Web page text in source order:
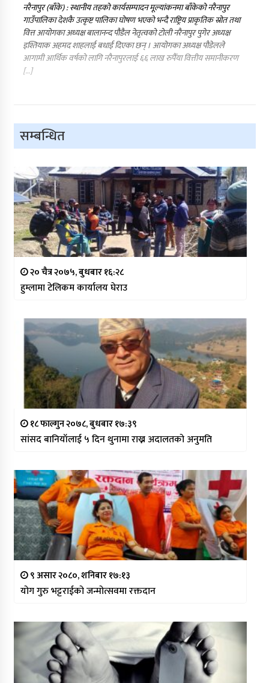
नरैनापुर (बाँके) : स्थानीय तहको कार्यसम्पादन मूल्यांकनमा बाँकेको नरैनापुर
गाउँपालिका देशकै उत्कृष्ट पालिका घोषण भएको भन्दै राष्ट्रिय प्राकृतिक स्रोत तथा
वित्त आयोगका अध्यक्ष बालानन्द पौडैल नेतृत्वको टोली नरैनापुर पुगेर अध्यक्ष
इश्तियाक अहमद शाहलाई बधाई दिएका छन् । आयोगका अध्यक्ष पौडेलले
आगामी आर्थिक वर्षको लागि नरैनापुरलाई ६६ लाख रुपैँया वित्तीय समानीकरण
[…]
सम्बन्धित
२० चैत्र २०७५, बुधबार १६:२८
हुम्लामा टेलिकम कार्यालय घेराउ
१८ फाल्गुन २०७८, बुधबार १७:३९
सांसद बानियाँलाई ५ दिन थुनामा राख्न अदालतको अनुमति
९ असार २०८०, शनिबार १७:१३
योग गुरु भट्टराईको जन्मोत्सवमा रक्तदान